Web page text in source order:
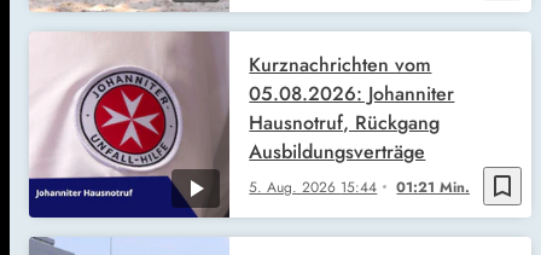
bookmark_border
5. Aug. 2026 15:44 01:21 Min.
Kurznachrichten vom
05.08.2026: Johanniter
Hausnotruf, Rückgang
Ausbildungsverträge